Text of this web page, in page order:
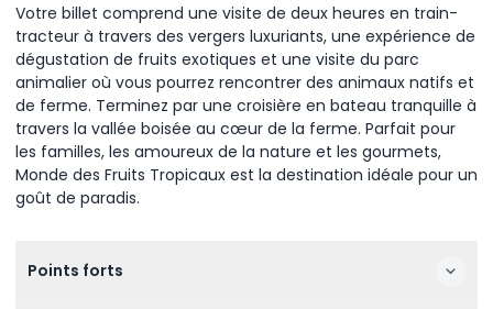
Votre billet comprend une visite de deux heures en train-
tracteur à travers des vergers luxuriants, une expérience de
dégustation de fruits exotiques et une visite du parc
animalier où vous pourrez rencontrer des animaux natifs et
de ferme. Terminez par une croisière en bateau tranquille à
travers la vallée boisée au cœur de la ferme. Parfait pour
les familles, les amoureux de la nature et les gourmets,
Monde des Fruits Tropicaux est la destination idéale pour un
goût de paradis.
Points forts